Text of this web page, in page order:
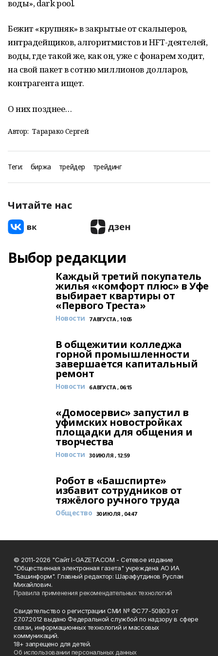
воды», dark pool.
Бежит «крупняк» в закрытые от скальперов,
интрадейщиков, алгоритмистов и HFT-деятелей,
воды, где такой же, как он, уже с фонарем ходит,
на свой пакет в сотню миллионов долларов,
контрагента ищет.
О них позднее…
Автор: Тарарако Сергей
Теги: биржа трейдер трейдинг
Читайте нас
Выбор редакции
Каждый третий покупатель
жилья «комфорт плюс» в Уфе
выбирает квартиры от
«Первого Треста»
Новости 7 АВГУСТА , 10:05
В общежитии колледжа
горной промышленности
завершается капитальный
ремонт
Новости 6 АВГУСТА , 06:15
«Домосервис» запустил в
уфимских новостройках
площадки для общения и
творчества
Новости 30 ИЮЛЯ , 12:59
Робот в «Башспирте»
избавит сотрудников от
тяжёлого ручного труда
Общество 30 ИЮЛЯ , 04:47
© 2011-2026 "Сайт I-GAZETA.COM - Сетевое издание
"Общественная электронная газета" учреждена АО ИА
"Башинформ". Главный редактор: Шарафутдинов Руслан
Михайлович.
Правила применения рекомендательных технологий
Свидетельство о регистрации СМИ № ФС77-50803 от
27.07.2012 выдано Федеральной службой по надзору в сфере
связи, информационных технологий и массовых
коммуникаций.
18+ запрещено для детей.
Об использовании персональных данных